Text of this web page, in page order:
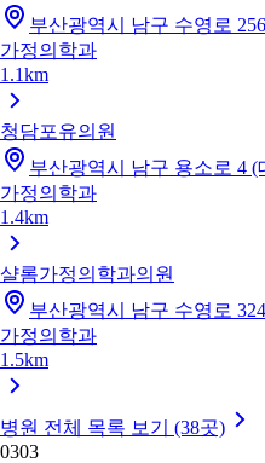
부산광역시 남구 수영로
가정의학과
1.1km
청담포유의원
부산광역시 남구 용소로 4
가정의학과
1.4km
샬롬가정의학과의원
부산광역시 남구 수영로
가정의학과
1.5km
병원 전체 목록 보기 (38곳)
0303